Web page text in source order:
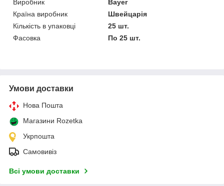
Виробник
Bayer
Країна виробник
Швейцарія
Кількість в упаковці
25 шт.
Фасовка
По 25 шт.
Умови доставки
Нова Пошта
Магазини Rozetka
Укрпошта
Самовивіз
Всі умови доставки